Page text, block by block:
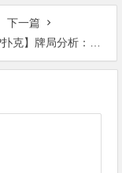
下一篇
分析：Set just call? 孙老师是超级大Nit吗？